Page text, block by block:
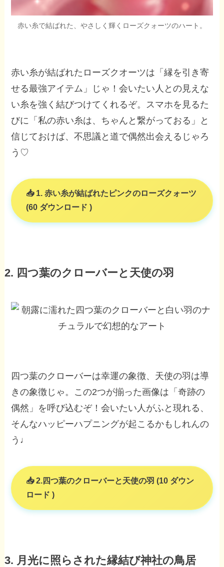
赤い糸で結ばれた、やさしく輝くローズクォーツのハート。
赤い糸が結ばれたローズクオーツは「縁を引き寄
せる最強アイテム」じゃ！会いたい人との見えな
い糸を強く結びつけてくれるぞ。スマホを見るた
びに「私の赤い糸は、ちゃんと繋がっておる」と
信じておけば、不思議と道で偶然出会えるじゃろ
う♡
1. 赤い糸が結ばれたピンクのローズクォーツ
(60 ダウンロード )
2. 四つ葉のクローバーと天使の羽
四つ葉のクローバーは幸運の象徴、天使の羽は導
きの象徴じゃ。この2つが揃った画像は「奇跡の
偶然」を呼び込むぞ！会いたい人がふと現れる、
そんなハッピーハプニングが起こるかもしれんの
う♩
2.四つ葉のクローバーと天使の羽 (10 ダウン
ロード )
3. 月光に照らされた縁結び神社の鳥居